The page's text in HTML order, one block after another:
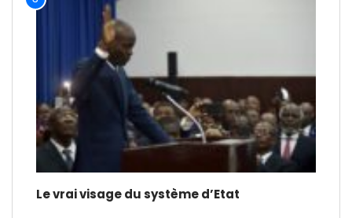
Le vrai visage du système d’Etat